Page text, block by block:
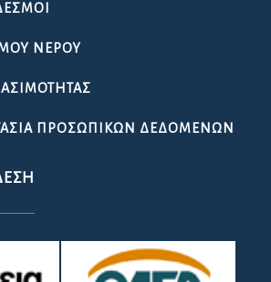
ΝΕΡΟΎ
ΠΡΟΣΩΠΙΚΩΝ ΔΕΔΟΜΕΝΩΝ